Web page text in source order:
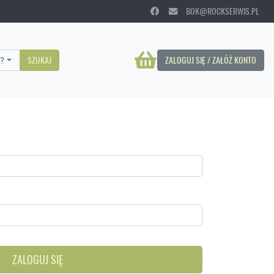
BOK@ROCKSERWIS.PL
ZALOGUJ SIĘ / ZAŁÓŻ KONTO
SZUKAJ
ZALOGUJ SIĘ